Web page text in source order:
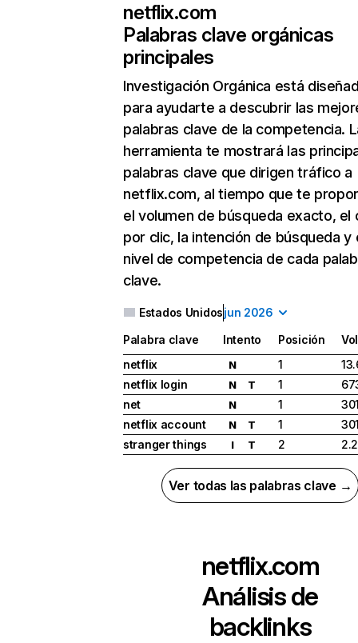
netflix.com
Palabras clave orgánicas
principales
Investigación Orgánica está
para ayudarte a descubrir las
palabras clave de la competencia.
herramienta te mostrará las
palabras clave que dirigen tráfico a
netflix.com, al tiempo que te
el volumen de búsqueda exacto, el
por clic, la intención de búsqueda y
nivel de competencia de cada
clave.
Estados Unidosjun 2026
Palabra clave Intento Posición
netflix
N 1
netflix login
N T 1
net
N 1
netflix account
N T 1
stranger things
I T 2
Ver todas las palabras clave →
netflix.com
Análisis de
backlinks